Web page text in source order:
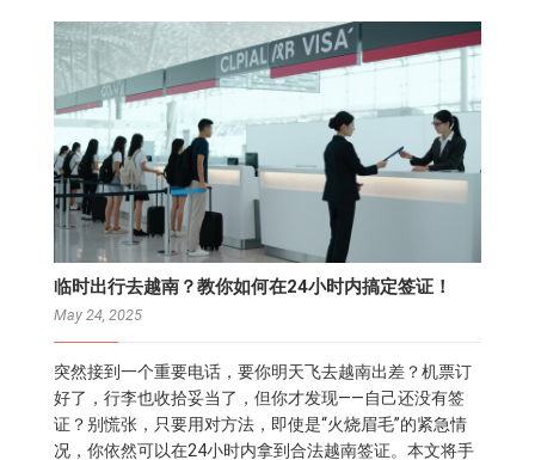
临时出行去越南？教你如何在24小时内搞定签证！
May 24, 2025
突然接到一个重要电话，要你明天飞去越南出差？机票订
好了，行李也收拾妥当了，但你才发现——自己还没有签
证？别慌张，只要用对方法，即使是“火烧眉毛”的紧急情
况，你依然可以在24小时内拿到合法越南签证。本文将手